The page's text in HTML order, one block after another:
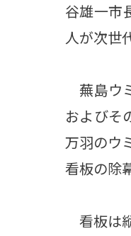
谷雄一市
人が次世
蕪島ウ
およびそ
万羽のウ
看板の除
看板は